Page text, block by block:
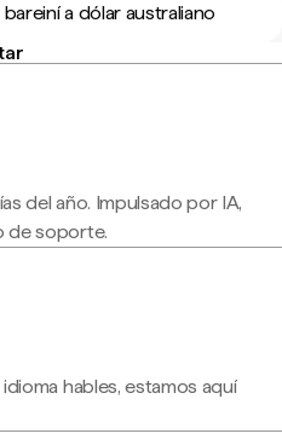
a dólar australiano
del año. Impulsado por IA,
de soporte.
hables, estamos aquí